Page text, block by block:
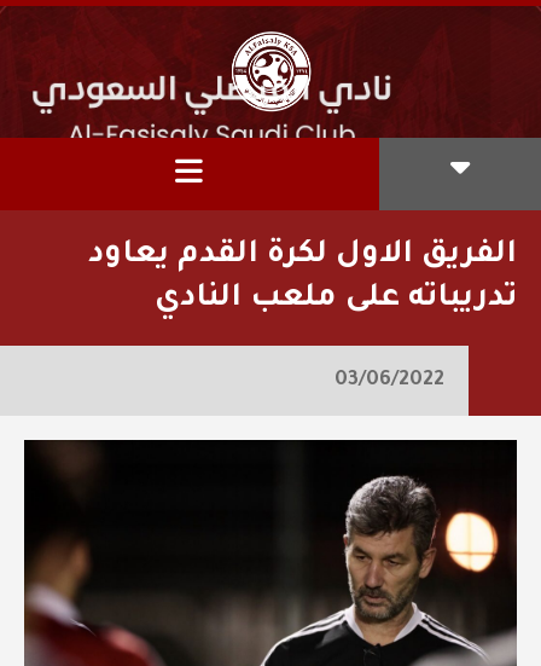
الفريق الاول لكرة القدم يعاود
تدريباته على ملعب النادي
03/06/2022